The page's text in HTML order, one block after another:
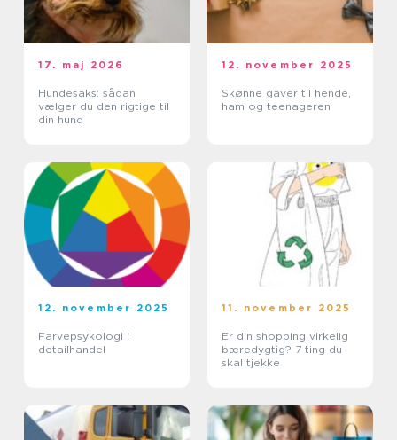
17. maj 2026
Hundesaks: sådan
vælger du den rigtige til
din hund
12. november 2025
Skønne gaver til hende,
ham og teenageren
12. november 2025
Farvepsykologi i
detailhandel
11. november 2025
Er din shopping virkelig
bæredygtig? 7 ting du
skal tjekke